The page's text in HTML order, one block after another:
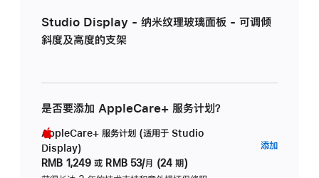
Studio Display - 纳米纹理玻璃面板 - 可调倾
斜度及高度的支架
是否要添加 AppleCare+ 服务计划？
AppleCare+ 服务计划 (适用于 Studio
Display)
RMB 1,249 或 RMB 53/月 (24 期)
添加